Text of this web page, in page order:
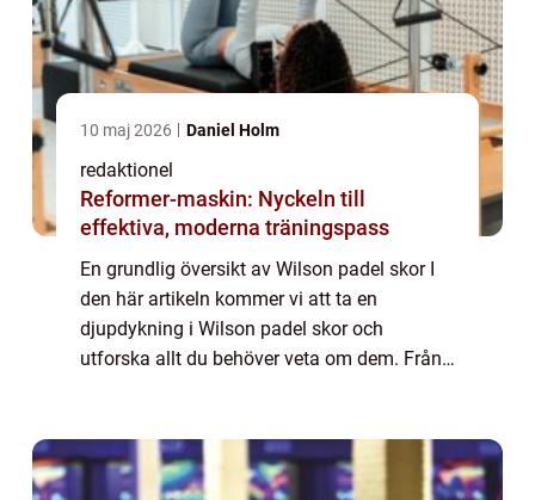
10 maj 2026 Daniel Holm
redaktionel
Reformer-maskin: Nyckeln till
effektiva, moderna träningspass
En grundlig översikt av Wilson padel skor I
den här artikeln kommer vi att ta en
djupdykning i Wilson padel skor och
utforska allt du behöver veta om dem. Från
och n...